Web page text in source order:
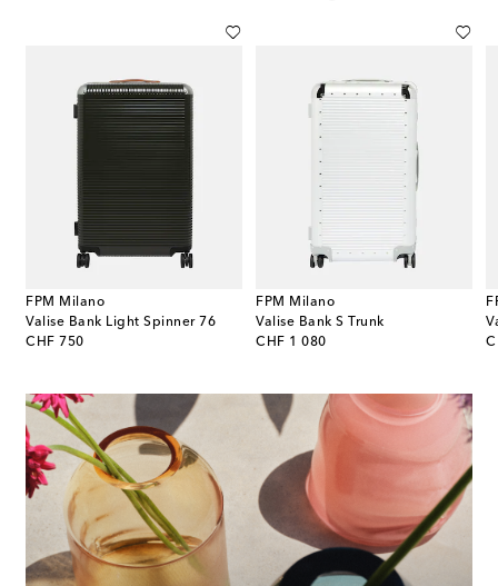
FPM Milano
Valise Bank Light Spinner 76
CHF 750
original price
FPM Milano
Valise Bank S Trunk
CHF 1 080
original price